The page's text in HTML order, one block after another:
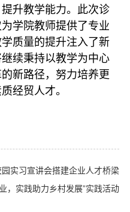
升教学能力。此次诊
学院教师提供了专业
质量的提升注入了新
续秉持以教学为中心
新路径，努力培养更
经贸人才。
园实习宣讲会搭建企业人才桥梁
，实践助力乡村发展”实践活动